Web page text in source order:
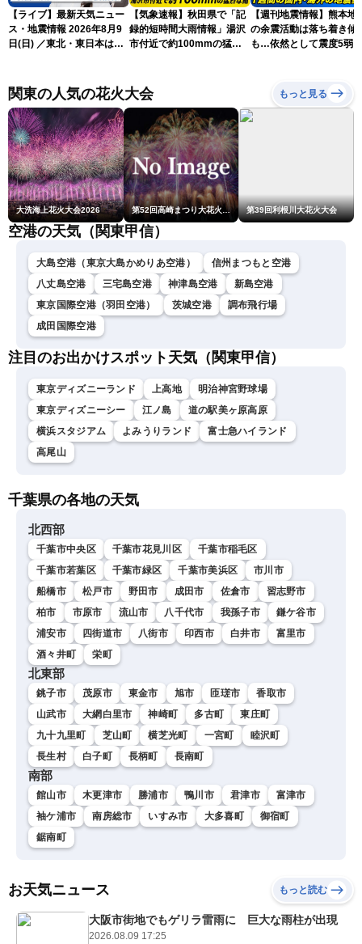
【ライブ】最新天気ニュー
ス・地震情報 2026年8月9
日(日) ／東北・東日本は急
北美月／芳野達郎〉
【気象速報】秋田県で「記
録的短時間大雨情報」湯沢
市付近で約100mmの猛烈
【週刊地震情報】熊本地
の余震活動は落ち着き傾
も…依然として震度5弱警
関東の人気の花火大会 もっと見る
大洗海上花火大会2026 第52回高崎まつり大花火大会 第39回利根川大花火大会
空港の天気（関東甲信）
大島空港（東京大島かめりあ空港）
信州まつもと空港
八丈島空港
三宅島空港 神津島空港
新島空港
東京国際空港（羽田空港）
茨城空港
調布飛行場
成田国際空港
注目のお出かけスポット天気（関東甲信）
東京ディズニーランド 上高地
明治神宮野球場
東京ディズニーシー
江ノ島
道の駅美ヶ原高原
横浜スタジアム
よみうりランド
富士急ハイランド
高尾山
千葉県の各地の天気
北西部
千葉市中央区 千葉市花見川区
千葉市稲毛区
千葉市若葉区
千葉市緑区 千葉市美浜区
市川市
船橋市
松戸市 野田市 成田市 佐倉市
習志野市
柏市
市原市 流山市 八千代市 我孫子市
鎌ケ谷市
浦安市
四街道市 八街市 印西市 白井市
富里市
酒々井町
栄町
北東部
銚子市 茂原市 東金市 旭市 匝瑳市
香取市
山武市
大網白里市 神崎町 多古町
東庄町
九十九里町
芝山町 横芝光町 一宮町
睦沢町
長生村
白子町 長柄町 長南町
南部
館山市 木更津市 勝浦市 鴨川市 君津市
富津市
袖ケ浦市
南房総市 いすみ市 大多喜町
御宿町
鋸南町
お天気ニュース もっと読む
大阪市街地でもゲリラ雷雨に 巨大な雨柱が出現
2026.08.09 17:25